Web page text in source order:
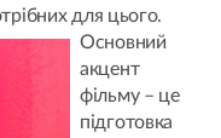
для цього.
Основний
акцент
фільму – це
підготовка